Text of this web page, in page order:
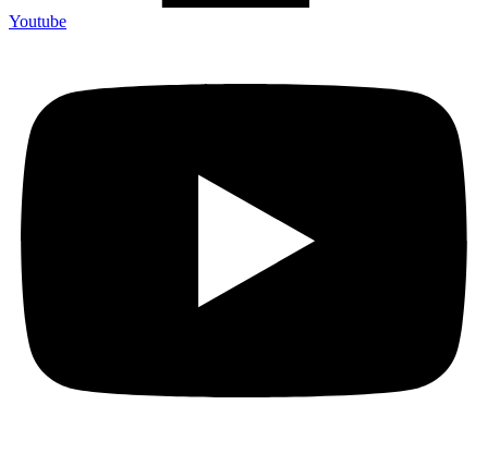
Youtube